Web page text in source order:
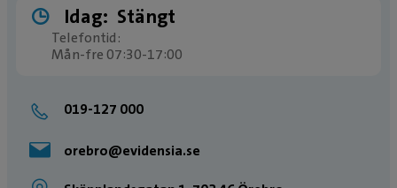
Idag: Stängt
Telefontid:
Mån-fre 07:30-17:00
019-127 000
orebro@evidensia.se